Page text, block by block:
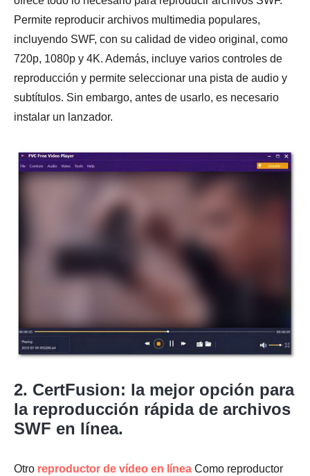
Permite reproducir archivos multimedia populares,
incluyendo SWF, con su calidad de video original, como
720p, 1080p y 4K. Además, incluye varios controles de
reproducción y permite seleccionar una pista de audio y
subtítulos. Sin embargo, antes de usarlo, es necesario
instalar un lanzador.
2. CertFusion: la mejor opción para
la reproducción rápida de archivos
SWF en línea.
Otro reproductor de vídeo en línea Como reproductor